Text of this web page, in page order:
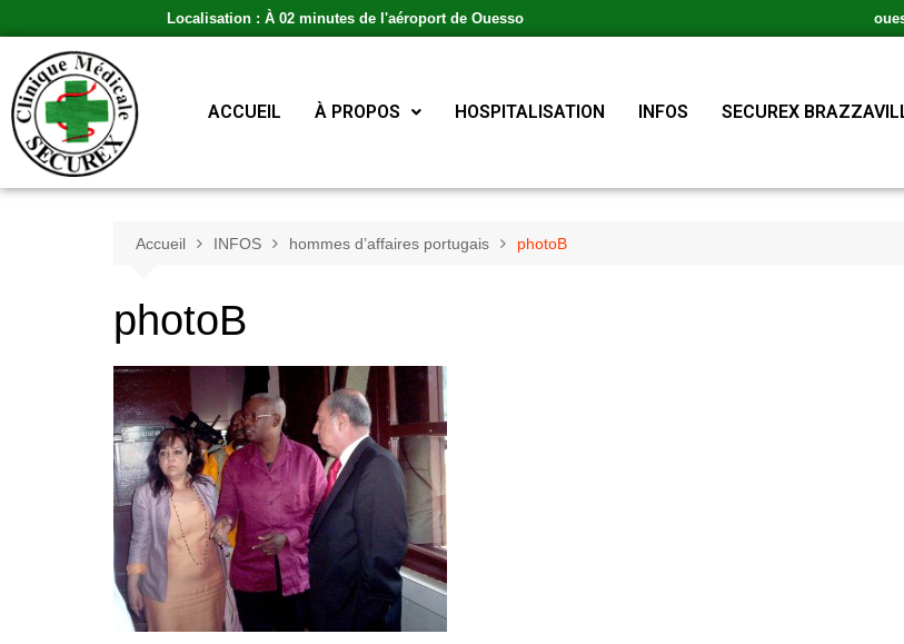
Localisation : À 02 minutes de l'aéroport de Ouesso
ACCUEIL À PROPOS HOSPITALISATION INFOS SECUREX
Accueil INFOS hommes d’affaires portugais photoB
photoB